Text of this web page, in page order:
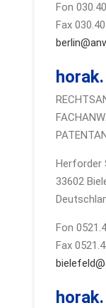
Fon
Fax
horak.
Herforder
33602
Fon
Fax
horak.